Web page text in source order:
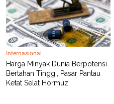
Internasional
Harga Minyak Dunia Berpotensi
Bertahan Tinggi, Pasar Pantau
Ketat Selat Hormuz